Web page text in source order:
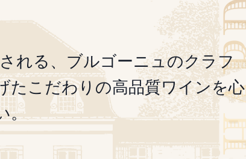
れる、ブルゴーニュのクラフ
たこだわりの高品質ワインを心
。